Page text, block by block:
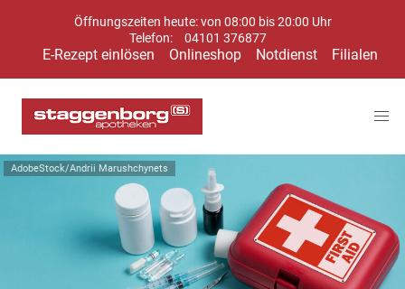
Öffnungszeiten heute: von 08:00 bis 20:00 Uhr
Telefon:
04101 376877
E-Rezept einlösen Onlineshop Notdienst Filialen
AdobeStock/Andrii Marushchynets